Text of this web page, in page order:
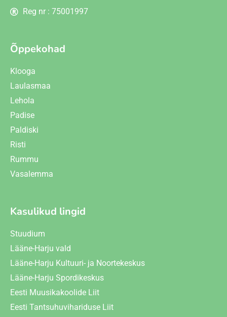
Reg nr : 75001997
Õppekohad
Klooga
Laulasmaa
Lehola
Padise
Paldiski
Risti
Rummu
Vasalemma
Kasulikud lingid
Stuudium
Lääne-Harju vald
Lääne-Harju Kultuuri- ja Noortekeskus
Lääne-Harju Spordikeskus
Eesti Muusikakoolide Liit
Eesti Tantsuhuvihariduse Liit